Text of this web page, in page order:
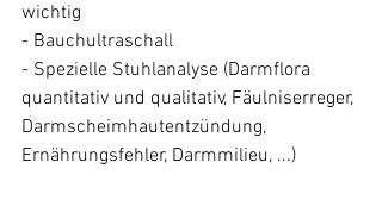
wichtig
- Bauchultraschall
- Spezielle Stuhlanalyse (Darmflora
quantitativ und qualitativ, Fäulniserreger,
Darmscheimhautentzündung,
Ernährungsfehler, Darmmilieu, ...)